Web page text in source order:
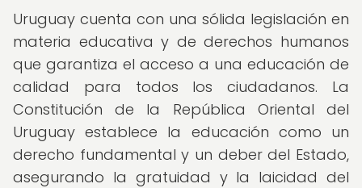
Uruguay cuenta con una sólida legislación en
materia educativa y de derechos humanos
que garantiza el acceso a una educación de
calidad para todos los ciudadanos. La
Constitución de la República Oriental del
Uruguay establece la educación como un
derecho fundamental y un deber del Estado,
asegurando la gratuidad y la laicidad del